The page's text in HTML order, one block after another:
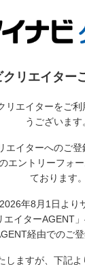
クリエイター
リエイターをご
うございます
エイターへのご登
エントリーフォ
ております。
年8月1日より
エイターAGENT
経由でのご
しますが、下記